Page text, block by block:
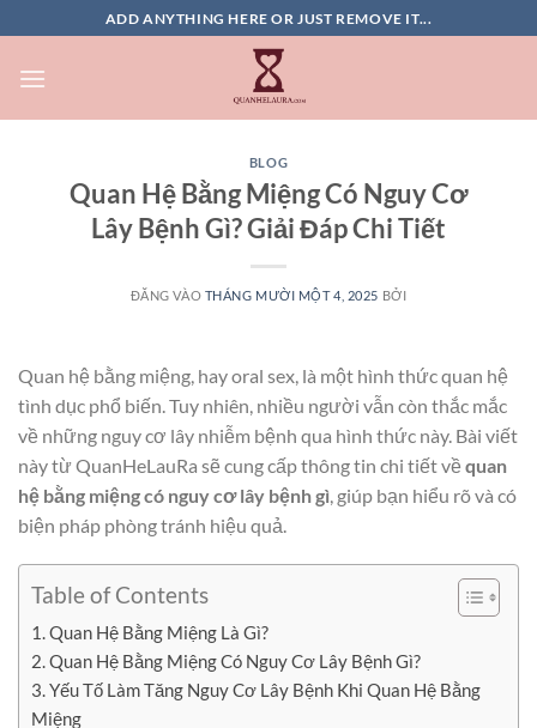
qua
nội
ADD ANYTHING HERE OR JUST REMOVE IT...
BLOG
Quan Hệ Bằng Miệng Có Nguy Cơ
Lây Bệnh Gì? Giải Đáp Chi Tiết
ĐĂNG VÀO THÁNG MƯỜI MỘT 4, 2025 BỞI
Quan hệ bằng miệng, hay oral sex, là một hình thức quan hệ
tình dục phổ biến. Tuy nhiên, nhiều người vẫn còn thắc mắc
về những nguy cơ lây nhiễm bệnh qua hình thức này. Bài viết
này từ QuanHeLauRa sẽ cung cấp thông tin chi tiết về quan
hệ bằng miệng có nguy cơ lây bệnh gì , giúp bạn hiểu rõ và có
biện pháp phòng tránh hiệu quả.
Table of Contents
1. Quan Hệ Bằng Miệng Là Gì?
2. Quan Hệ Bằng Miệng Có Nguy Cơ Lây Bệnh Gì?
3. Yếu Tố Làm Tăng Nguy Cơ Lây Bệnh Khi Quan Hệ Bằng
Miệng